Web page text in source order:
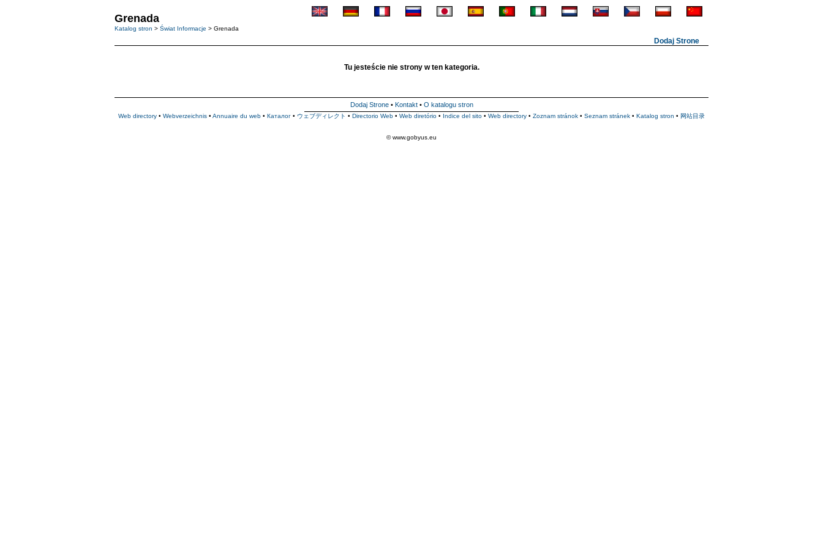
Grenada
Katalog stron > Świat Informacje > Grenada
Dodaj Strone
Tu jesteście nie strony w ten kategoria.
Dodaj Strone• Kontakt• O katalogu stron
Web directory • Webverzeichnis • Annuaire du web • Каталог • ウェブディレクト • Directorio Web • Web diretório • Indice del sito • Web directory • Zoznam stránok • Seznam stránek • Katalog stron • 网站目录
© www.gobyus.eu